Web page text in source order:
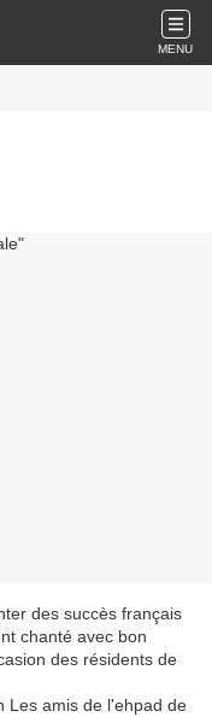
MENU
des succès français
chanté avec bon
des résidents de
Les amis de l'ehpad de